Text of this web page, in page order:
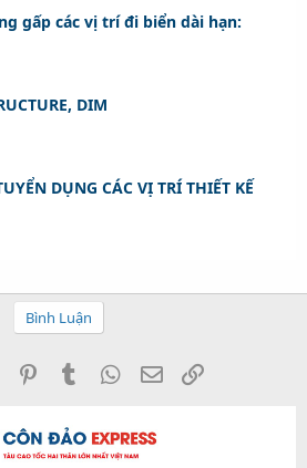
gấp các vị trí đi biển dài hạn:
DIM
DỤNG CÁC VỊ TRÍ THIẾT KẾ
Bình Luận
Reddit PinterestTumblr WhatsApp
Email